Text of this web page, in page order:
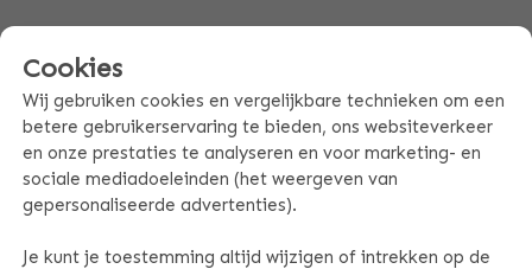
PRODUCT SPECIFICATIES
Cookies
Wij gebruiken cookies en vergelijkbare technieken om een
betere gebruikerservaring te bieden, ons websiteverkeer
en onze prestaties te analyseren en voor marketing- en
sociale mediadoeleinden (het weergeven van
gepersonaliseerde advertenties).
Je kunt je toestemming altijd wijzigen of intrekken op de